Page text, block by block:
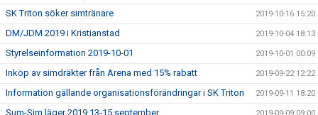
SK Triton söker simtränare 2019-10-16 15:20
DM/JDM 2019 i Kristianstad 2019-10-04 18:13
Styrelseinformation 2019-10-01 2019-10-01 00:09
Inköp av simdräkter från Arena med 15% rabatt 2019-09-22 12:22
Information gällande organisationsförändringar i SK Triton 2019-09-11 18:20
Sum-Sim läger 2019 13-15 september